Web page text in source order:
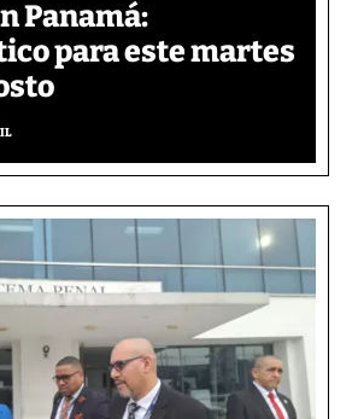
Panamá:
para este martes